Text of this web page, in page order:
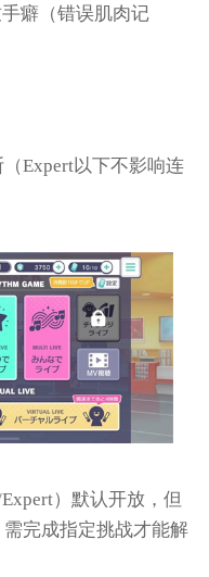
癖（错误肌肉记
（Expert以下不影响连
）默认开放，但
需完成指定挑战才能解